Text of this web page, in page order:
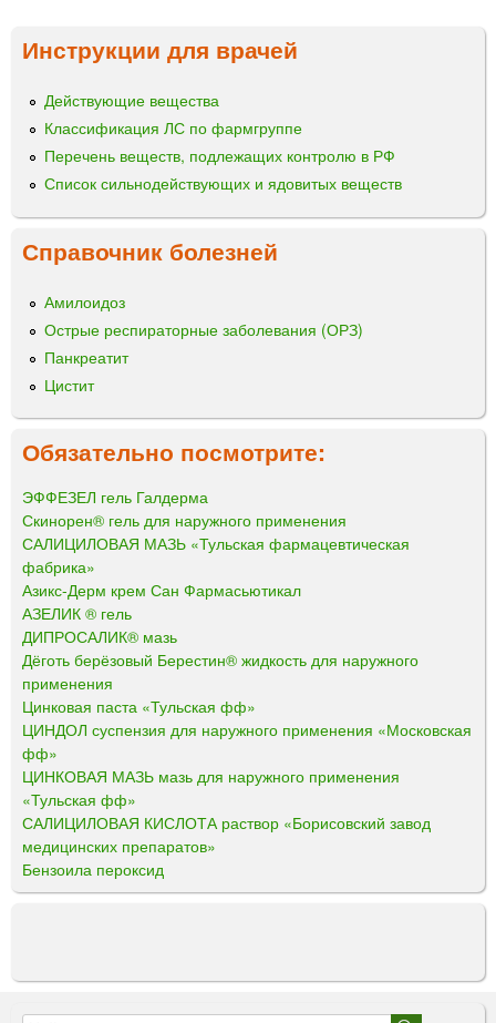
Инструкции для врачей
Действующие вещества
Классификация ЛС по фармгруппе
Перечень веществ, подлежащих контролю в РФ
Список сильнодействующих и ядовитых веществ
Справочник болезней
Амилоидоз
Острые респираторные заболевания (ОРЗ)
Панкреатит
Цистит
Обязательно посмотрите:
ЭФФЕЗЕЛ гель Галдерма
Скинорен® гель для наружного применения
САЛИЦИЛОВАЯ МАЗЬ «Тульская фармацевтическая
фабрика»
Азикс-Дерм крем Сан Фармасьютикал
АЗЕЛИК ® гель
ДИПРОСАЛИК® мазь
Дёготь берёзовый Берестин® жидкость для наружного
применения
Цинковая паста «Тульская фф»
ЦИНДОЛ суспензия для наружного применения «Московская
фф»
ЦИНКОВАЯ МАЗЬ мазь для наружного применения
«Тульская фф»
САЛИЦИЛОВАЯ КИСЛОТА раствор «Борисовский завод
медицинских препаратов»
Бензоила пероксид